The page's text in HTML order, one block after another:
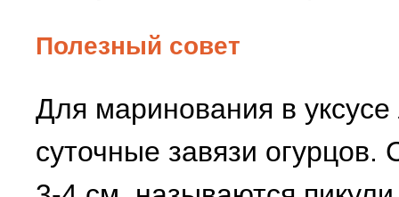
Полезный совет
Для маринования в
суточные завязи